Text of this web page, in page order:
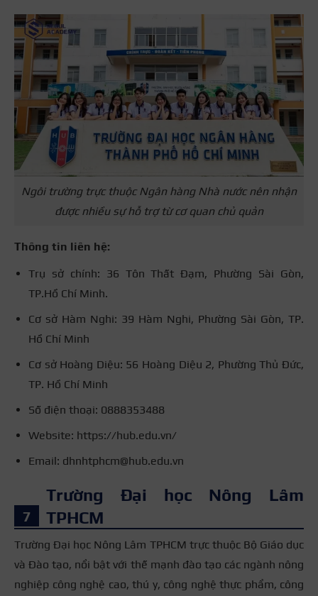
Ngôi trường trực thuộc Ngân hàng Nhà nước nên nhận
được nhiều sự hỗ trợ từ cơ quan chủ quản
Thông tin liên hệ:
Trụ sở chính: 36 Tôn Thất Đạm, Phường Sài Gòn,
TP.Hồ Chí Minh.
Cơ sở Hàm Nghi: 39 Hàm Nghi, Phường Sài Gòn, TP.
Hồ Chí Minh
Cơ sở Hoàng Diệu: 56 Hoàng Diệu 2, Phường Thủ Đức,
TP. Hồ Chí Minh
Số điện thoại: 0888353488
Website: https://hub.edu.vn/
Email: dhnhtphcm@hub.edu.vn
Trường Đại học Nông Lâm
TPHCM
Trường Đại học Nông Lâm TPHCM trực thuộc Bộ Giáo dục
và Đào tạo, nổi bật với thế mạnh đào tạo các ngành nông
nghiệp công nghệ cao, thú y, công nghệ thực phẩm, công